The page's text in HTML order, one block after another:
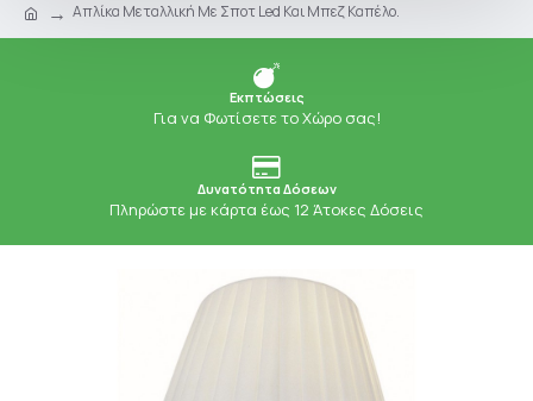
Απλίκα Μεταλλική Με Σποτ Led Και Μπεζ Καπέλο.
Εκπτώσεις
Για να Φωτίσετε το Χώρο σας!
Δυνατότητα Δόσεων
Πληρώστε με κάρτα έως 12 Άτοκες Δόσεις